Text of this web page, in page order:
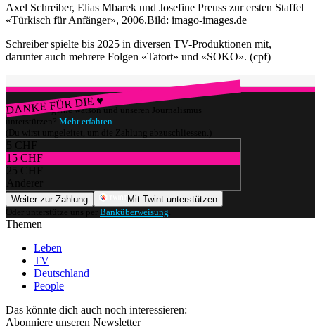
Axel Schreiber, Elias Mbarek und Josefine Preuss zur ersten Staffel
«Türkisch für Anfänger», 2006.Bild: imago-images.de
Schreiber spielte bis 2025 in diversen TV-Produktionen mit,
darunter auch mehrere Folgen «Tatort» und «SOKO». (cpf)
DANKE FÜR DIE ♥
Würdest du gerne watson und unseren Journalismus
unterstützen? Mehr erfahren
(Du wirst umgeleitet, um die Zahlung abzuschliessen.)
5 CHF
15 CHF
25 CHF
Anderer
Weiter zur Zahlung
Mit Twint unterstützen
Oder unterstütze uns per Banküberweisung
Themen
Leben
TV
Deutschland
People
Das könnte dich auch noch interessieren:
Abonniere unseren Newsletter